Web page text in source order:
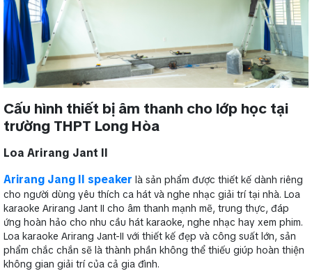
Cấu hình thiết bị âm thanh cho lớp học tại
trường THPT Long Hòa
Loa Arirang Jant II
Arirang Jang II speaker là sản phẩm được thiết kế dành riêng
cho người dùng yêu thích ca hát và nghe nhạc giải trí tại nhà. Loa
karaoke Arirang Jant II cho âm thanh mạnh mẽ, trung thực, đáp
ứng hoàn hảo cho nhu cầu hát karaoke, nghe nhạc hay xem phim.
Loa karaoke Arirang Jant-II với thiết kế đẹp và công suất lớn, sản
phẩm chắc chắn sẽ là thành phần không thể thiếu giúp hoàn thiện
không gian giải trí của cả gia đình.